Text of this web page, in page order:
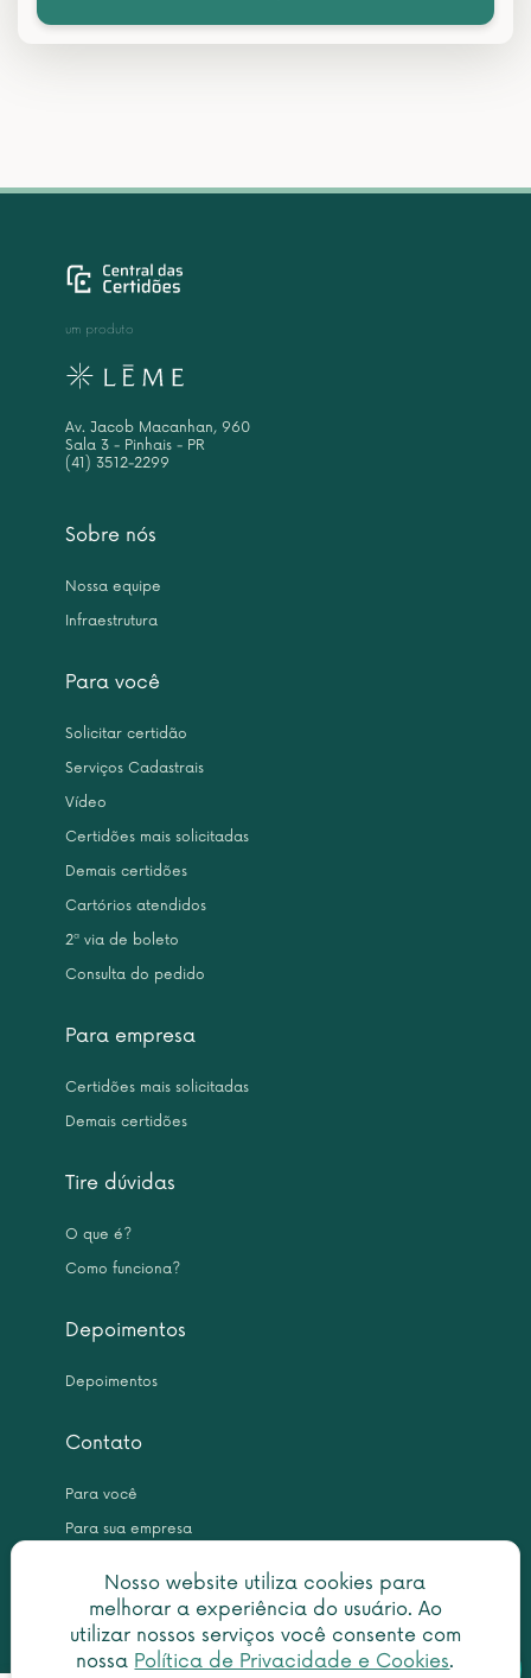
Nosso website utiliza cookies para
melhorar a experiência do usuário. Ao
utilizar nossos serviços você consente com
nossa Política de Privacidade e Cookies.
Sobre nós
Nossa equipe
Infraestrutura
Para você
Solicitar certidão
Serviços Cadastrais
Vídeo
Certidões mais solicitadas
Demais certidões
Cartórios atendidos
2ª via de boleto
Consulta do pedido
Para empresa
Certidões mais solicitadas
Demais certidões
Tire dúvidas
O que é?
Como funciona?
Depoimentos
Depoimentos
Contato
Para você
Para sua empresa
um produto
Av. Jacob Macanhan, 960
Sala 3 - Pinhais - PR
(41) 3512-2299